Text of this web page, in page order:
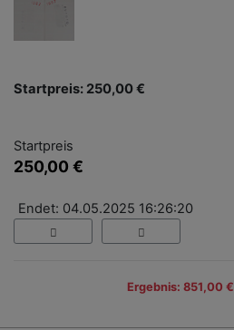
Startpreis: 250,00 €
Startpreis
250,00 €
Endet: 04.05.2025 16:26:20
Ergebnis: 851,00 €